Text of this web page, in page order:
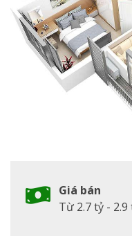
Giá bán
Từ 2.7 tỷ - 2.9